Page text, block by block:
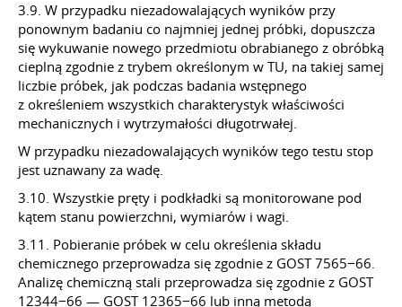
3.9. W przypadku niezadowalających wyników przy
ponownym badaniu co najmniej jednej próbki, dopuszcza
się wykuwanie nowego przedmiotu obrabianego z obróbką
cieplną zgodnie z trybem określonym w TU, na takiej samej
liczbie próbek, jak podczas badania wstępnego
z określeniem wszystkich charakterystyk właściwości
mechanicznych i wytrzymałości długotrwałej.
W przypadku niezadowalających wyników tego testu stop
jest uznawany za wadę.
3.10. Wszystkie pręty i podkładki są monitorowane pod
kątem stanu powierzchni, wymiarów i wagi.
3.11. Pobieranie próbek w celu określenia składu
chemicznego przeprowadza się zgodnie z GOST 7565−66.
Analizę chemiczną stali przeprowadza się zgodnie z GOST
12344−66 — GOST 12365−66 lub inną metodą